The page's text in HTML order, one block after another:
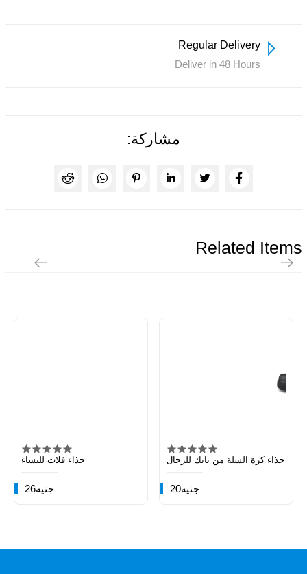
Regular Delivery
Deliver in 48 Hours
مشاركة:
Related Items
حذاء كرة السلة من نايك للرجال
20جنيه
حذاء فلات للنساء
26جنيه